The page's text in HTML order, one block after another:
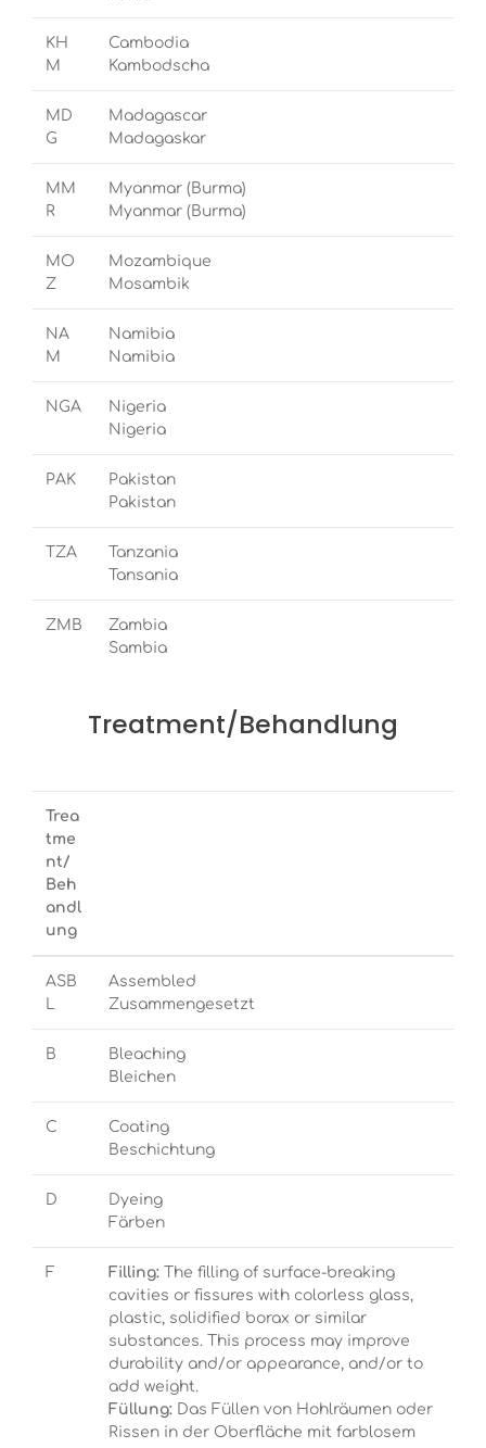
KH
M
Cambodia
Kambodscha
MD
G
Madagascar
Madagaskar
MM
R
Myanmar (Burma)
Myanmar (Burma)
MO
Z
Mozambique
Mosambik
NA
M
Namibia
Namibia
NGA
Nigeria
Nigeria
PAK
Pakistan
Pakistan
TZA
Tanzania
Tansania
ZMB
Zambia
Sambia
Treatment/Behandlung
Trea
tme
nt/
Beh
andl
ung
ASB
L
Assembled
Zusammengesetzt
B
Bleaching
Bleichen
C
Coating
Beschichtung
D
Dyeing
Färben
F Filling:
The filling of surface-breaking
cavities or fissures with colorless glass,
plastic, solidified borax or similar
substances. This process may improve
durability and/or appearance, and/or to
add weight.
Füllung: Das Füllen von Hohlräumen oder
Rissen in der Oberfläche mit farblosem